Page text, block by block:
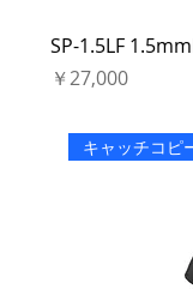
SP-1.5LF
価格
￥27,000
キャッチコピ